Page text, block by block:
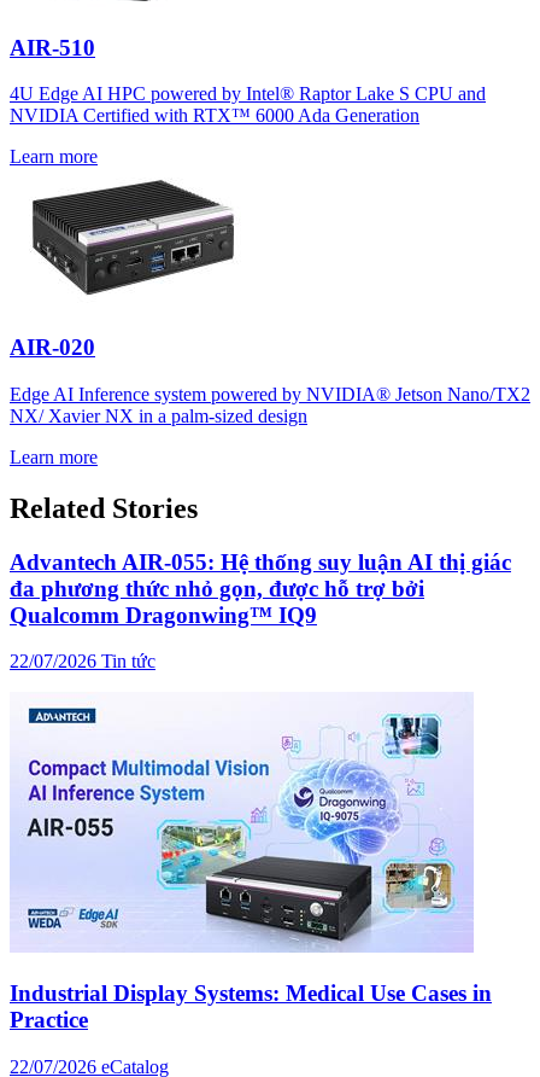
AIR-510
4U Edge AI HPC powered by Intel® Raptor Lake S CPU and
NVIDIA Certified with RTX™ 6000 Ada Generation
Learn more
AIR-020
Edge AI Inference system powered by NVIDIA® Jetson Nano/TX2
NX/ Xavier NX in a palm-sized design
Learn more
Related Stories
Advantech AIR-055: Hệ thống suy luận AI thị giác
đa phương thức nhỏ gọn, được hỗ trợ bởi
Qualcomm Dragonwing™ IQ9
22/07/2026 Tin tức
Industrial Display Systems: Medical Use Cases in
Practice
22/07/2026 eCatalog